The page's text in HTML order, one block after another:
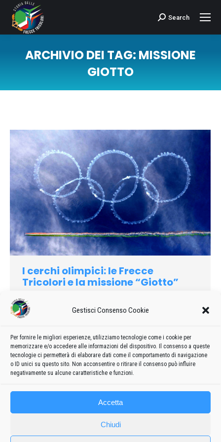
Gestisci Consenso Cookie
Per fornire le migliori esperienze, utilizziamo tecnologie come i cookie per
memorizzare e/o accedere alle informazioni del dispositivo. Il consenso a queste
tecnologie ci permetterà di elaborare dati come il comportamento di navigazione
o ID unici su questo sito. Non acconsentire o ritirare il consenso può influire
negativamente su alcune caratteristiche e funzioni.
Accetta
Chiudi
Cerca:Search
ARCHIVIO DEI TAG: MISSIONE
GIOTTO
I cerchi olimpici: le Frecce
Tricolori e la missione “Giotto”
2006
Ormai sono passati molti mesi, le olimpiadi invernali sono un
direttamente seguendo gli atleti sui campi di gara. Momenti
con il fiato sospeso e delusioni, gioia e lacrime hanno
caratterizzato Torino 2006.